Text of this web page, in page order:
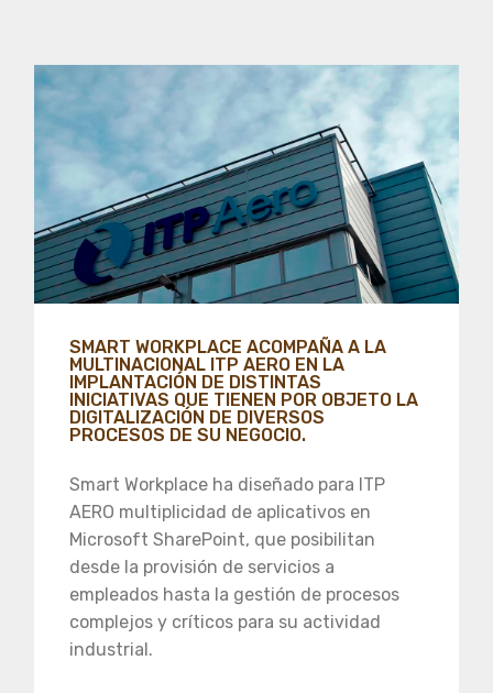
SMART WORKPLACE ACOMPAÑA A LA
MULTINACIONAL ITP AERO EN LA
IMPLANTACIÓN DE DISTINTAS
INICIATIVAS QUE TIENEN POR OBJETO LA
DIGITALIZACIÓN DE DIVERSOS
PROCESOS DE SU NEGOCIO.
Smart Workplace ha diseñado para ITP
AERO multiplicidad de aplicativos en
Microsoft SharePoint, que posibilitan
desde la provisión de servicios a
empleados hasta la gestión de procesos
complejos y críticos para su actividad
industrial.